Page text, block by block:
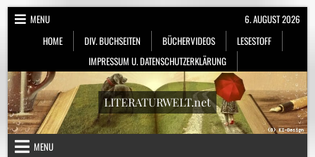
Skip
MENU
HOME
DIV. BUCHSEITEN BÜCHERVIDEOS
LESESTOFF
IMPRESSUM U. DATENSCHUTZERKLÄRUNG
6. AUGUST 2026
LITERATURWELT.net
MENU